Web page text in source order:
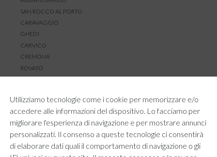
Utilizziamo tecnologie come i cookie per memorizzare e/o
accedere alle informazioni del dispositivo. Lo facciamo per
migliorare l'esperienza di navigazione e per mostrare annunci
personalizzati. Il consenso a queste tecnologie ci consentirà
di elaborare dati quali il comportamento di navigazione o gli
SAN ROCCO AL PORTO
CARAVAGGIO
GHEDI
CARVICO
CREMONA
ROVATO
RESI E RIMBORSI
REGOLAMENTO LOYALTY